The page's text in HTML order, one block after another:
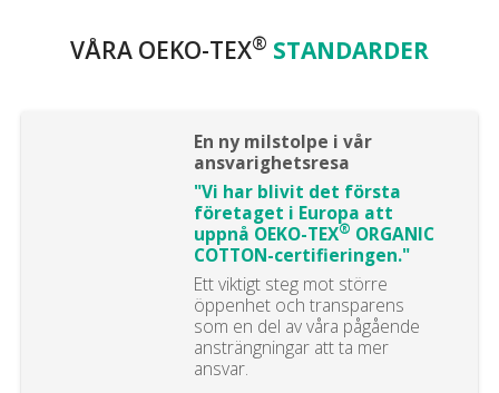
VÅRA OEKO-TEX® STANDARDER
En ny milstolpe i vår
ansvarighetsresa
"Vi har blivit det första
företaget i Europa att
uppnå OEKO-TEX® ORGANIC
COTTON-certifieringen."
Ett viktigt steg mot större
öppenhet och transparens
som en del av våra pågående
ansträngningar att ta mer
ansvar.